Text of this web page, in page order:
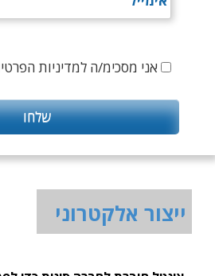
אני מסכימ/ה למדיניות
ייצור אלקטרוני